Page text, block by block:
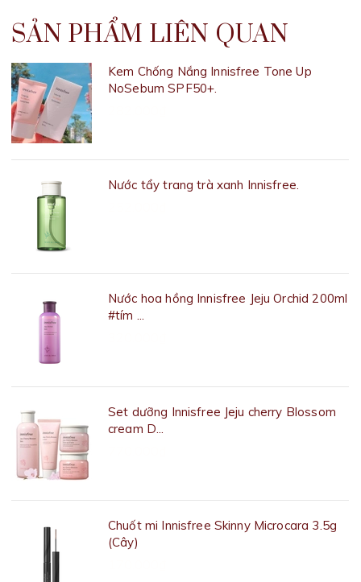
SẢN PHẨM LIÊN QUAN
Kem Chống Nắng Innisfree Tone Up
NoSebum SPF50+.
Nước tẩy trang trà xanh Innisfree.
Nước hoa hồng Innisfree Jeju Orchid 200ml
#tím ...
Set dưỡng Innisfree Jeju cherry Blossom
cream D...
Chuốt mi Innisfree Skinny Microcara 3.5g
(Cây)